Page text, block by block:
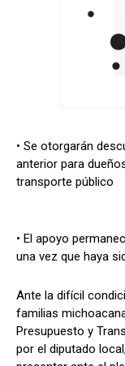
• Se otorgarán
anterior para
transporte público
• El apoyo
una vez que haya
Ante la difícil
familias
Presupuesto y
por el diputado